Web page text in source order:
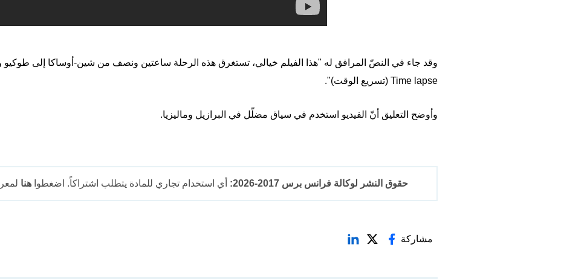
وقد جاء في النصّ المرافق له "هذا الفيلم خيالي، تستغرق هذه الرحلة ساعتين ونصف من شين-أوساكا إلى طوكيو
Time lapse (تسريع الوقت)".
وأوضح التعليق أنّ الفيديو استخدم في سياق مضلّل في البرازيل وماليزيا.
حقوق النشر لوكالة فرانس برس 2017-2026: أي استخدام تجاري للمادة يتطلب اشتراكاً. اضغطواهنا
مشاركة